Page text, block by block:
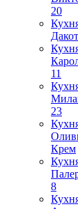
20
11
23
Крем
8